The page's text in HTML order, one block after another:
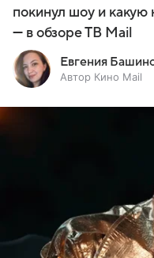
покинул шоу и
— в обзоре ТВ Mail
Евгения
Автор Кино Mail